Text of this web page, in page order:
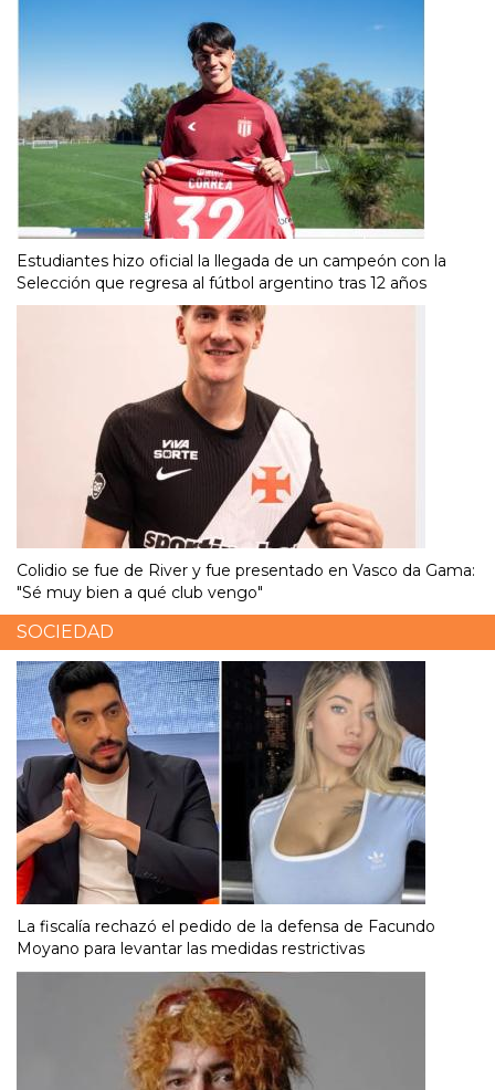
Estudiantes hizo oficial la llegada de un campeón con la
Selección que regresa al fútbol argentino tras 12 años
Colidio se fue de River y fue presentado en Vasco da Gama:
"Sé muy bien a qué club vengo"
SOCIEDAD
La fiscalía rechazó el pedido de la defensa de Facundo
Moyano para levantar las medidas restrictivas